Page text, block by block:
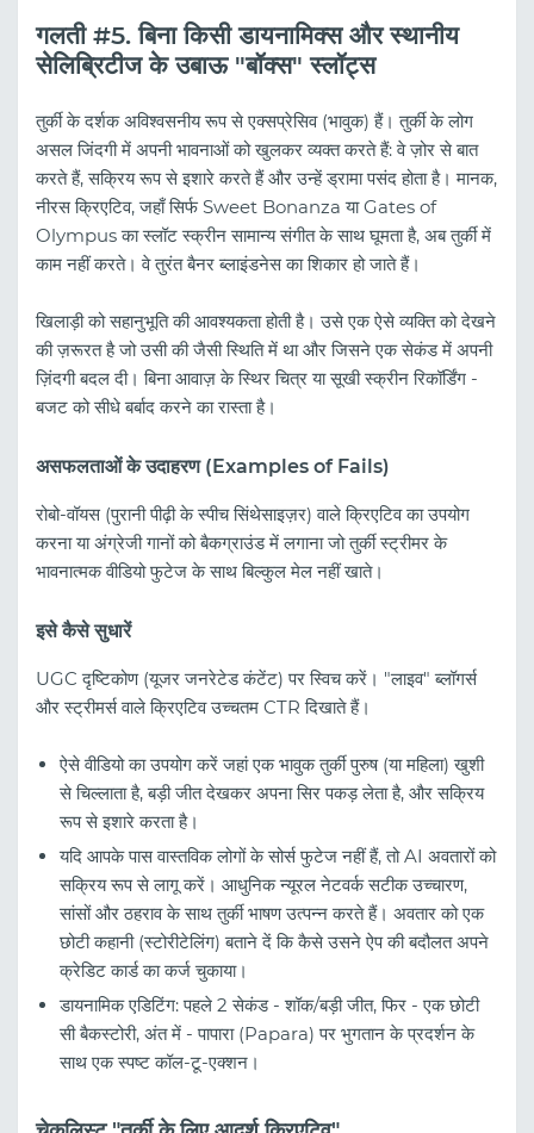
गलती #5. बिना किसी डायनामिक्स और स्थानीय
सेलिब्रिटीज के उबाऊ "बॉक्स" स्लॉट्स
तुर्की के दर्शक अविश्वसनीय रूप से एक्सप्रेसिव (भावुक) हैं। तुर्की के लोग
असल जिंदगी में अपनी भावनाओं को खुलकर व्यक्त करते हैं: वे ज़ोर से बात
करते हैं, सक्रिय रूप से इशारे करते हैं और उन्हें ड्रामा पसंद होता है। मानक,
नीरस क्रिएटिव, जहाँ सिर्फ Sweet Bonanza या Gates of
Olympus का स्लॉट स्क्रीन सामान्य संगीत के साथ घूमता है, अब तुर्की में
काम नहीं करते। वे तुरंत बैनर ब्लाइंडनेस का शिकार हो जाते हैं।
खिलाड़ी को सहानुभूति की आवश्यकता होती है। उसे एक ऐसे व्यक्ति को देखने
की ज़रूरत है जो उसी की जैसी स्थिति में था और जिसने एक सेकंड में अपनी
ज़िंदगी बदल दी। बिना आवाज़ के स्थिर चित्र या सूखी स्क्रीन रिकॉर्डिंग -
बजट को सीधे बर्बाद करने का रास्ता है।
असफलताओं के उदाहरण (Examples of Fails)
रोबो-वॉयस (पुरानी पीढ़ी के स्पीच सिंथेसाइज़र) वाले क्रिएटिव का उपयोग
करना या अंग्रेजी गानों को बैकग्राउंड में लगाना जो तुर्की स्ट्रीमर के
भावनात्मक वीडियो फुटेज के साथ बिल्कुल मेल नहीं खाते।
इसे कैसे सुधारें
UGC दृष्टिकोण (यूजर जनरेटेड कंटेंट) पर स्विच करें। "लाइव" ब्लॉगर्स
और स्ट्रीमर्स वाले क्रिएटिव उच्चतम CTR दिखाते हैं।
ऐसे वीडियो का उपयोग करें जहां एक भावुक तुर्की पुरुष (या महिला) खुशी
से चिल्लाता है, बड़ी जीत देखकर अपना सिर पकड़ लेता है, और सक्रिय
रूप से इशारे करता है।
यदि आपके पास वास्तविक लोगों के सोर्स फुटेज नहीं हैं, तो AI अवतारों को
सक्रिय रूप से लागू करें। आधुनिक न्यूरल नेटवर्क सटीक उच्चारण,
सांसों और ठहराव के साथ तुर्की भाषण उत्पन्न करते हैं। अवतार को एक
छोटी कहानी (स्टोरीटेलिंग) बताने दें कि कैसे उसने ऐप की बदौलत अपने
क्रेडिट कार्ड का कर्ज चुकाया।
डायनामिक एडिटिंग: पहले 2 सेकंड - शॉक/बड़ी जीत, फिर - एक छोटी
सी बैकस्टोरी, अंत में - पापारा (Papara) पर भुगतान के प्रदर्शन के
साथ एक स्पष्ट कॉल-टू-एक्शन।